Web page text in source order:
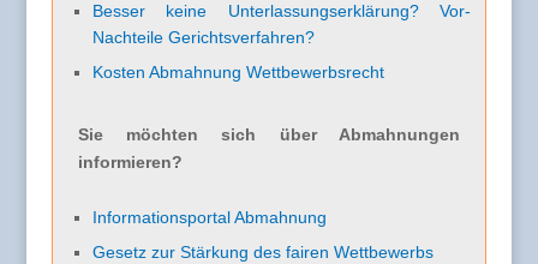
Besser keine Unterlassungserklärung? Vor-
Nachteile Gerichtsverfahren?
Kosten Abmahnung Wettbewerbsrecht
Sie möchten sich über Abmahnungen
informieren?
Informationsportal Abmahnung
Gesetz zur Stärkung des fairen Wettbewerbs